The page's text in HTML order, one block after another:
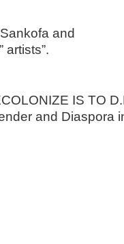
and
artists”.
IS TO
and Diaspora